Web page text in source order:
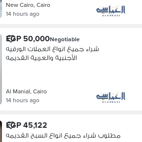
New Cairo, Cairo
14 hours ago
EGP 50,000Negotiable
شراء جميع انواع العملات الورقيه
الأجنبية والعربية القديمه
Al Manial, Cairo
14 hours ago
EGP 45,122
مطلوب شراء جميع انواع السبح القديمه